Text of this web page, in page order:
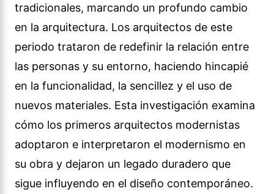
tradicionales, marcando un profundo cambio
en la arquitectura. Los arquitectos de este
periodo trataron de redefinir la relación entre
las personas y su entorno, haciendo hincapié
en la funcionalidad, la sencillez y el uso de
nuevos materiales. Esta investigación examina
cómo los primeros arquitectos modernistas
adoptaron e interpretaron el modernismo en
su obra y dejaron un legado duradero que
sigue influyendo en el diseño contemporáneo.